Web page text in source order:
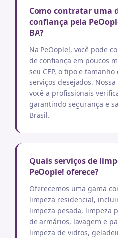
Como contratar uma
confiança pela
BA?
Na PeOople!, você pode
de confiança em poucos
seu CEP, o tipo e tamanho
serviços desejados.
você a profissionais
garantindo segurança e
Brasil.
Quais serviços de
PeOople! oferece?
Oferecemos uma gama
limpeza residencial,
limpeza pesada, limpeza
de armários, lavagem e
limpeza de vidros,